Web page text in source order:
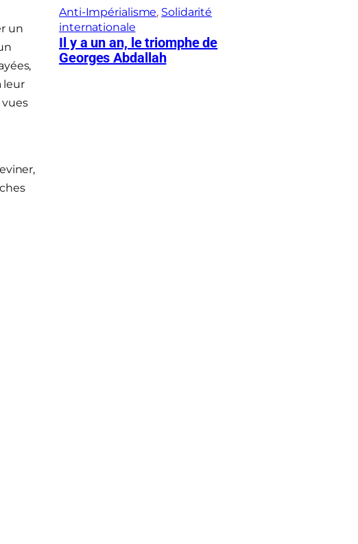
un
leur
Anti-Impérialisme, Solidarité
internationale
Il y a un an, le triomphe de
Georges Abdallah